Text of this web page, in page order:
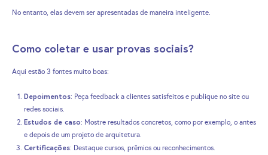
No entanto, elas devem ser apresentadas de maneira inteligente.
Como coletar e usar provas sociais?
Aqui estão 3 fontes muito boas:
Depoimentos: Peça feedback a clientes satisfeitos e publique no site ou
redes sociais.
Estudos de caso: Mostre resultados concretos, como por exemplo, o antes
e depois de um projeto de arquitetura.
Certificações: Destaque cursos, prêmios ou reconhecimentos.